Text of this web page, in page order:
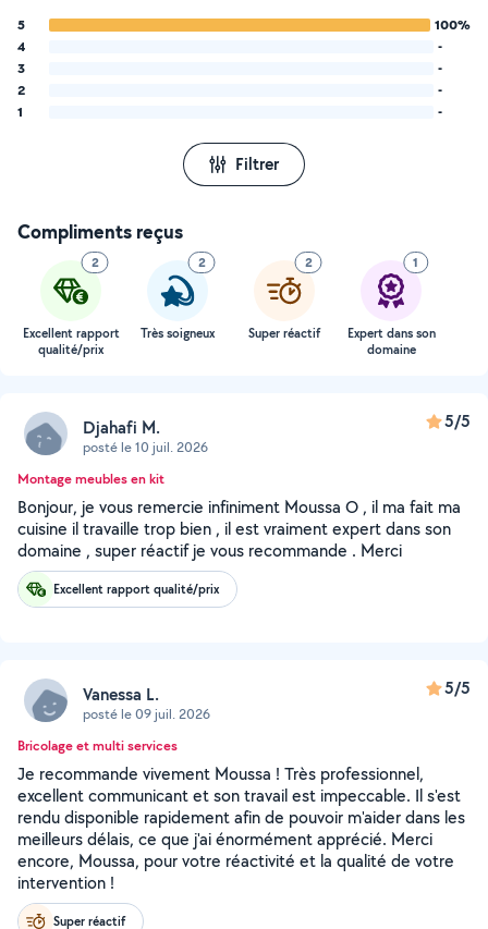
5
100%
4
-
3
-
2
-
1
-
Filtrer
Compliments reçus
2
Excellent rapport
qualité/prix
2
Très soigneux
2
Super réactif
1
Expert dans son
domaine
Djahafi M.
posté le 10 juil. 2026
5/5
Montage meubles en kit
Bonjour, je vous remercie infiniment Moussa O , il ma fait ma
cuisine il travaille trop bien , il est vraiment expert dans son
domaine , super réactif je vous recommande . Merci
Excellent rapport qualité/prix
Vanessa L.
posté le 09 juil. 2026
5/5
Bricolage et multi services
Je recommande vivement Moussa ! Très professionnel,
excellent communicant et son travail est impeccable. Il s'est
rendu disponible rapidement afin de pouvoir m'aider dans les
meilleurs délais, ce que j'ai énormément apprécié. Merci
encore, Moussa, pour votre réactivité et la qualité de votre
intervention !
Super réactif